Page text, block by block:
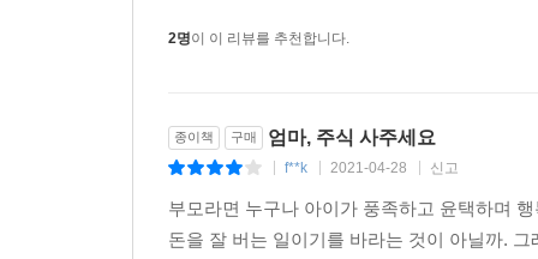
2명이 이 리뷰를 추천합니다.
종이책 구매 엄마, 주식 사주세요
f**k 2021-04-28 신고
부모라면 누구나 아이가 풍족하고 윤택하며
돈을 잘 버는 일이기를 바라는 것이 아닐까.